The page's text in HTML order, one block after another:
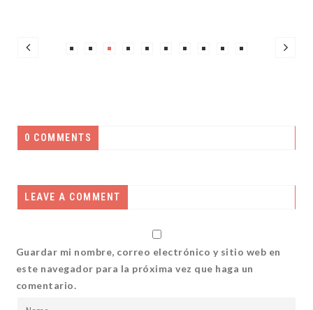
0 COMMENTS
LEAVE A COMMENT
Guardar mi nombre, correo electrónico y sitio web en
este navegador para la próxima vez que haga un
comentario.